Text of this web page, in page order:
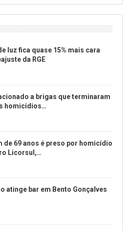
luz fica quase 15% mais cara
da RGE
a brigas que terminaram
homicídios…
de 69 anos é preso por homicídio
Licorsul,…
atinge bar em Bento Gonçalves